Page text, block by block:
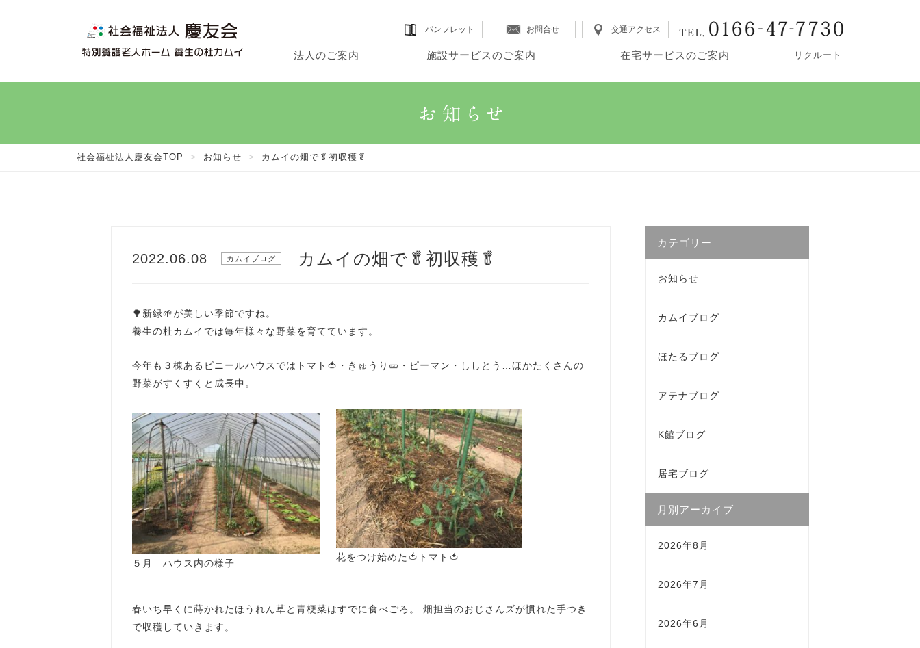
法人のご案内
法人のご案内
・理事長のご挨拶
・法人概要
・情報公開
施設サービスのご案内
施設サービスのご案内
・カムイ
・GHK館
在宅サービスのご案内
在宅サービスのご案内
・DSほたる
・SSカムイ
リクルート
パンフレット お問合せ 交通アクセス
社会福祉法人慶友会TOP > お知らせ > カムイの畑で🥬初収穫🥬
2022.06.08 カムイブログ カムイの畑で🥬初収穫🥬
🌳新緑🌱が美しい季節ですね。
養生の杜カムイでは毎年様々な野菜を育てています。
今年も３棟あるビニールハウスではトマト🍅・きゅうり🥒・ピーマン・ししとう…ほかたくさんの
野菜がすくすくと成長中。
５月 ハウス内の様子
花をつけ始めた🍅トマト🍅
春いち早くに蒔かれたほうれん草と青梗菜はすでに食べごろ。 畑担当のおじさんズが慣れた手つき
で収穫していきます。
カテゴリー
お知らせ
カムイブログ
ほたるブログ
アテナブログ
K館ブログ
居宅ブログ
月別アーカイブ
2026年8月
2026年7月
2026年6月